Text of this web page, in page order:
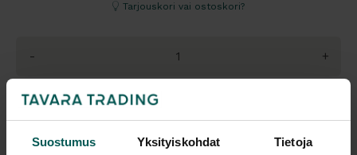
Suostumus Yksityiskohdat Tietoja
Tarjouskori vai ostoskori?
- +